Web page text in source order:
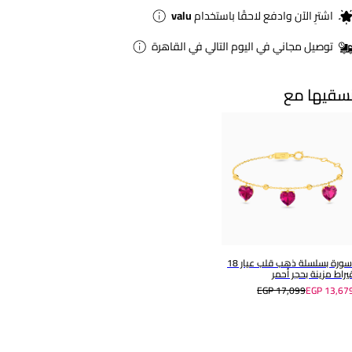
اشترِ الآن وادفع لاحقًا باستخدامvalu
توصيل مجاني في اليوم التالي في القاهرة
مع
أسورة بسلسلة ذهب قلب عيار 18
مزينة بحجر أحمر
EGP 17,099EGP